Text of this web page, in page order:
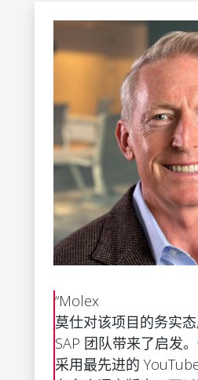
“Molex
莫仕对该项目的务实
SAP 团队带来了启发
采用最先进的